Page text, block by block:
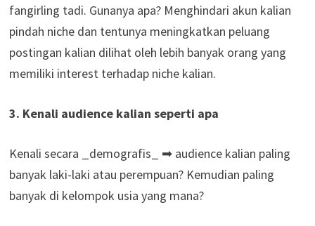
fangirling tadi. Gunanya apa? Menghindari akun kalian
pindah niche dan tentunya meningkatkan peluang
postingan kalian dilihat oleh lebih banyak orang yang
memiliki interest terhadap niche kalian.
3. Kenali audience kalian seperti apa
Kenali secara _demografis_ ➡ audience kalian paling
banyak laki-laki atau perempuan? Kemudian paling
banyak di kelompok usia yang mana?